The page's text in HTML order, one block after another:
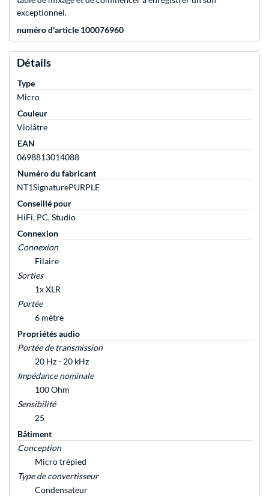
exceptionnel.
numéro d'article 100076960
Détails
Type
Micro
Couleur
Violâtre
EAN
0698813014088
Numéro du fabricant
NT1SignaturePURPLE
Conseillé pour
HiFi, PC, Studio
Connexion
Connexion
Filaire
Sorties
1x XLR
Portée
6 mètre
Propriétés audio
Portée de transmission
20 Hz - 20 kHz
Impédance nominale
100 Ohm
Sensibilité
25
Bâtiment
Conception
Micro trépied
Type de convertisseur
Condensateur